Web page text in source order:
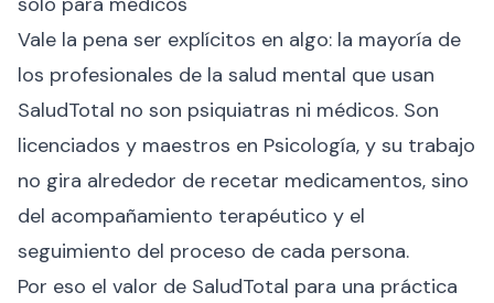
Vale la pena ser explícitos en algo: la mayoría de
los profesionales de la salud mental que usan
SaludTotal no son psiquiatras ni médicos. Son
licenciados y maestros en Psicología, y su trabajo
no gira alrededor de recetar medicamentos, sino
del acompañamiento terapéutico y el
seguimiento del proceso de cada persona.
Por eso el valor de SaludTotal para una práctica